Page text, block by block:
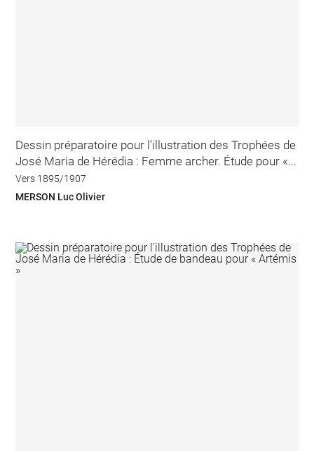
Dessin préparatoire pour l'illustration des Trophées de
José Maria de Hérédia : Femme archer. Étude pour «...
Vers 1895/1907
MERSON Luc Olivier